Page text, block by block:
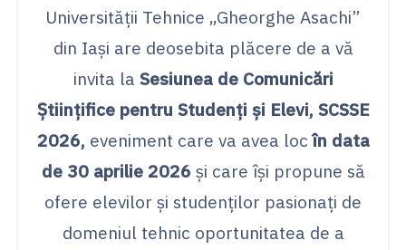
Universității Tehnice „Gheorghe Asachi”
din Iași are deosebita plăcere de a vă
invita la Sesiunea de Comunicări
Științifice pentru Studenți și Elevi, SCSSE
2026, eveniment care va avea locîn data
de 30 aprilie 2026 și care își propune să
ofere elevilor și studenților pasionați de
domeniul tehnic oportunitatea de a